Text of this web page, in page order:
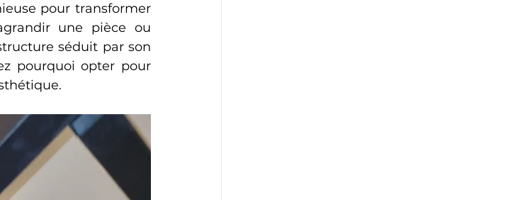
pour transformer
une pièce ou
séduit par son
pourquoi opter pour